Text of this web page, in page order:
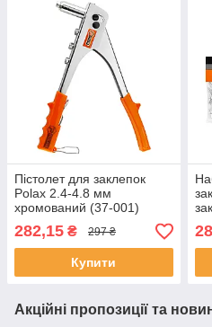
Пістолет для заклепок
Polax 2.4-4.8 мм
хромований (37-001)
282,15 ₴ 297 ₴
Купити
Акційні пропозиції та